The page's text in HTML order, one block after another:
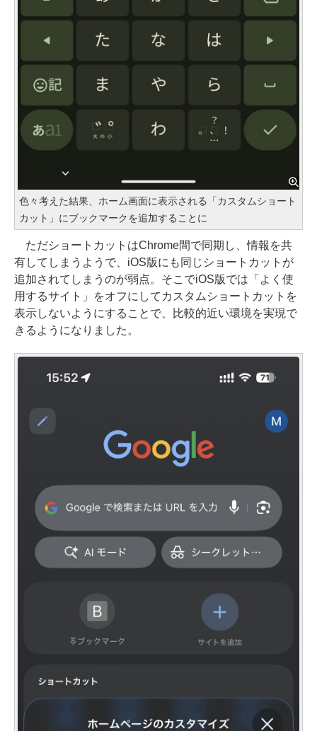
色々考えた結果、ホーム画面に表示される「カスタムショート
カット」にブックマークを追加することに
ただショートカットはChrome間で同期し、情報を共
有してしまうようで、iOS版にも同じショートカットが
追加されてしまうのが弱点。そこでiOS版では「よく使
用するサイト」をオフにしてカスタムショートカットを
表示しないようにすることで、比較的近い環境を実現で
きるようになりました。